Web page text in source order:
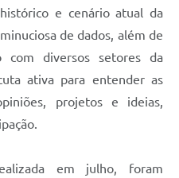
e cenário atual da
de dados, além de
com diversos setores da
ativa para entender as
projetos e ideias,
em julho, foram